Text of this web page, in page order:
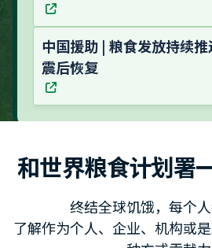
中国援助 | 粮食发放持续
震后恢复
和世界粮食计划署
终结全球饥饿，每个
了解作为个人、企业、机构或